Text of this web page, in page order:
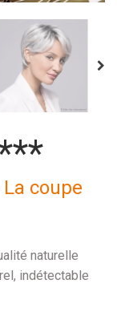
coupe
naturelle
indétectable